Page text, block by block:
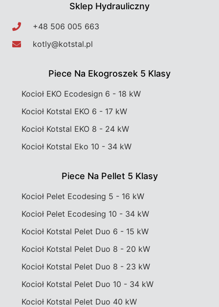
Sklep Hydrauliczny
+48 506 005 663​
kotly@kotstal.pl​​
Piece Na Ekogroszek 5 Klasy
Kocioł EKO Ecodesign 6 - 18 kW
Kocioł Kotstal EKO 6 - 17 kW
Kocioł Kotstal EKO 8 - 24 kW
Kocioł Kotstal Eko 10 - 34 kW
Piece Na Pellet 5 Klasy
Kocioł Pelet Ecodesing 5 - 16 kW
Kocioł Pelet Ecodesing 10 - 34 kW
Kocioł Kotstal Pelet Duo 6 - 15 kW
Kocioł Kotstal Pelet Duo 8 - 20 kW
Kocioł Kotstal Pelet Duo 8 - 23 kW
Kocioł Kotstal Pelet Duo 10 - 34 kW
Kocioł Kotstal Pelet Duo 40 kW